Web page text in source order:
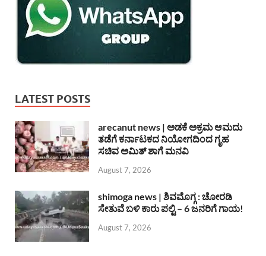
LATEST POSTS
arecanut news | ಅಡಕೆ ಅಕ್ರಮ ಆಮದು
ತಡೆಗೆ ಕರ್ನಾಟಕದ ನಿಯೋಗದಿಂದ ಗೃಹ
ಸಚಿವ ಅಮಿತ್ ಶಾಗೆ ಮನವಿ
August 7, 2026
shimoga news | ಶಿವಮೊಗ್ಗ : ಚೋರಡಿ
ಸೇತುವೆ ಬಳಿ ಕಾರು ಪಲ್ಟಿ – 6 ಜನರಿಗೆ ಗಾಯ!
August 7, 2026